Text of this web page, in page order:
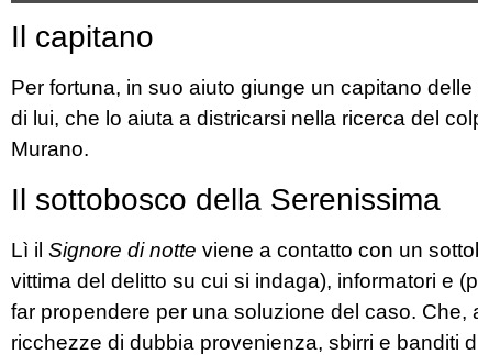
Il capitano
Per fortuna, in suo aiuto giunge un capitano
di lui, che lo aiuta a districarsi nella ricerca del
Murano.
Il sottobosco della Serenissima
Lì il Signore di notte viene a contatto con un
vittima del delitto su cui si indaga), informatori e
far propendere per una soluzione del caso. Che,
ricchezze di dubbia provenienza, sbirri e banditi